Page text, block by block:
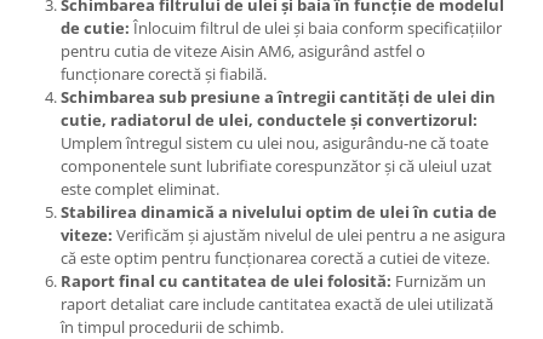
Schimbarea filtrului de ulei și baia în funcție de modelul
de cutie: Înlocuim filtrul de ulei și baia conform specificațiilor
pentru cutia de viteze Aisin AM6, asigurând astfel o
funcționare corectă și fiabilă.
Schimbarea sub presiune a întregii cantități de ulei din
cutie, radiatorul de ulei, conductele și convertizorul:
Umplem întregul sistem cu ulei nou, asigurându-ne că toate
componentele sunt lubrifiate corespunzător și că uleiul uzat
este complet eliminat.
Stabilirea dinamică a nivelului optim de ulei în cutia de
viteze: Verificăm și ajustăm nivelul de ulei pentru a ne asigura
că este optim pentru funcționarea corectă a cutiei de viteze.
Raport final cu cantitatea de ulei folosită: Furnizăm un
raport detaliat care include cantitatea exactă de ulei utilizată
în timpul procedurii de schimb.